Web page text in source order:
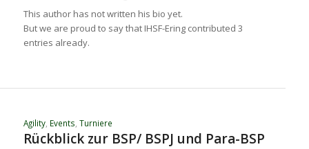
This author has not written his bio yet.
But we are proud to say that IHSF-Eringcontributed 3
entries already.
Agility, Events Turniere
Rückblick zur BSP/ BSPJ und Para-BSP